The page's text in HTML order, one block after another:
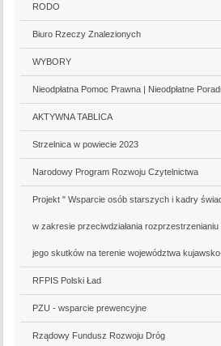
RODO
Biuro Rzeczy Znalezionych
WYBORY
Nieodpłatna Pomoc Prawna | Nieodpłatne
AKTYWNA TABLICA
Strzelnica w powiecie 2023
Narodowy Program Rozwoju Czytelnictwa
Projekt " Wsparcie osób starszych i kadry
w zakresie przeciwdziałania rozprzestrzenianiu
jego skutków na terenie województwa
RFPIS Polski Ład
PZU - wsparcie prewencyjne
Rządowy Fundusz Rozwoju Dróg